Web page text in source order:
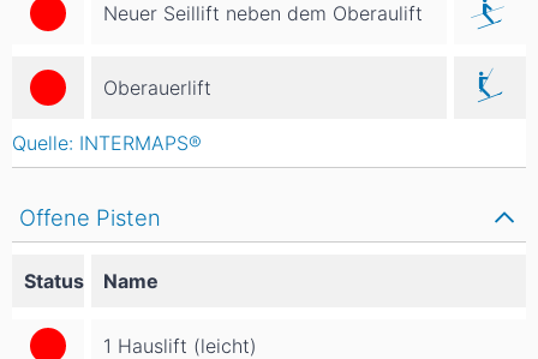
Offene Pisten
Status Name
1 Hauslift (leicht)
Neuer Seillift neben dem Oberaulift
Oberauerlift
Quelle: INTERMAPS®